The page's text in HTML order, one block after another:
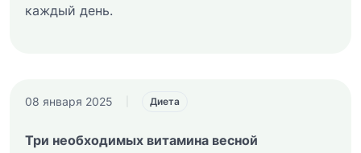
каждый день.
08 января 2025 Диета
Три необходимых витамина весной